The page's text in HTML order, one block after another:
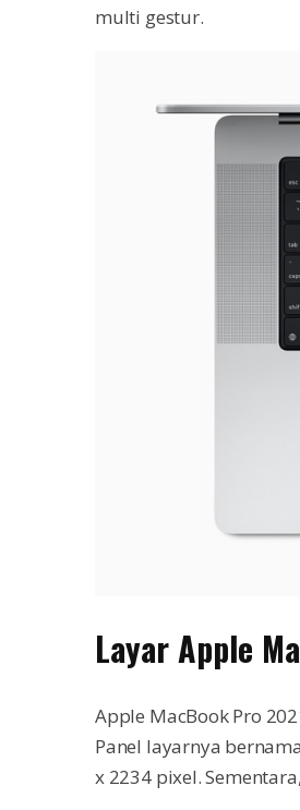
multi gestur.
Layar Apple
Apple MacBook Pro
Panel layarnya
x 2234 pixel.